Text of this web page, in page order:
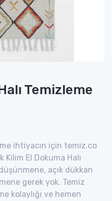
Temizleme
ihtiyacın için temiz.co
Kilim El Dokuma Halı
açık dükkan
gerek yok. Temiz
kolaylığı ve hemen